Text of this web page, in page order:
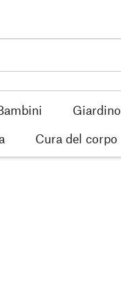
Giardino
Cura del corpo